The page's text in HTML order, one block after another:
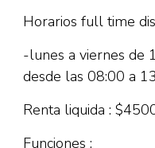
Horarios full time
-lunes a viernes de
desde las 08:00 a
Renta liquida :
Funciones :